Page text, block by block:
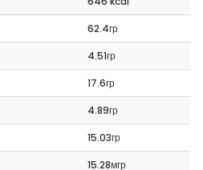
62.4гр
4.51гр
17.6гр
4.89гр
15.03гр
15.28мгр